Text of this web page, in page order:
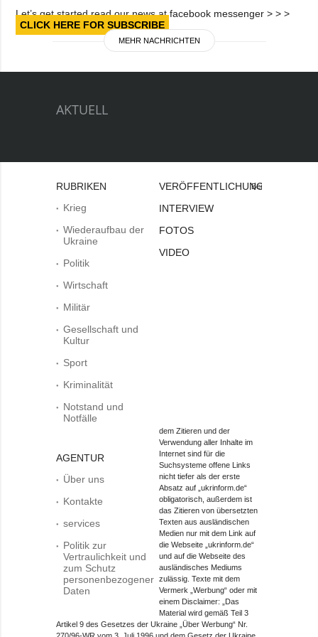
Let’s get started read our news at facebook messenger > > >
CLICK HERE FOR SUBSCRIBE
MEHR NACHRICHTEN
AKTUELL
RUBRIKEN
Krieg
Wiederaufbau der
Ukraine
Politik
Wirtschaft
Militär
Gesellschaft und
Kultur
Sport
Kriminalität
Notstand und
Notfälle
AGENTUR
Über uns
Kontakte
services
Politik zur
Vertraulichkeit und
zum Schutz
personenbezogener
Daten
VERÖFFENTLICHUNGEN
INTERVIEW
FOTOS
VIDEO
Bei
dem Zitieren und der
Verwendung aller Inhalte im
Internet sind für die
Suchsysteme offene Links
nicht tiefer als der erste
Absatz auf „ukrinform.de“
obligatorisch, außerdem ist
das Zitieren von übersetzten
Texten aus ausländischen
Medien nur mit dem Link auf
die Webseite „ukrinform.de“
und auf die Webseite des
ausländisches Mediums
zulässig. Texte mit dem
Vermerk „Werbung“ oder mit
einem Disclaimer: „Das
Material wird gemäß Teil 3
Artikel 9 des Gesetzes der Ukraine „Über Werbung“ Nr.